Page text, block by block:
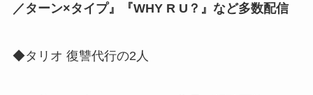
／ターン×タイプ』『WHY R U？』など多数配信
◆タリオ 復讐代行の2人